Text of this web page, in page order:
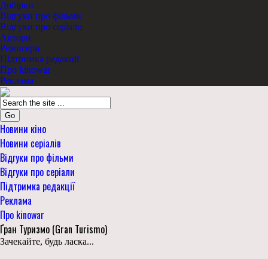
Добірки
Відгуки про фільми
Відгуки про серіали
Актори
Режисери
Підтримка редакції
Про kinowar
Реклама
Go
Новини кіно
Новини серіалів
Відгуки про фільми
Відгуки про серіали
Підтримка редакції
Реклама
Про kinowar
Ґран Туризмо (Gran Turismo)
Зачекайте, будь ласка...